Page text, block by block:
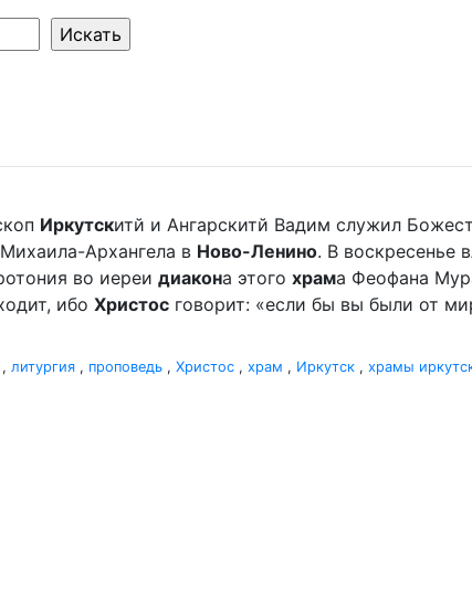
Иркутскитй и Ангарскитй Вадим служил
Михаила-Архангела в Ново-Ленино. В воскресенье
во иереи диакона этого храма Феофана
ибо Христос говорит: «если бы вы были от
, литургия , проповедь , Христос , храм , Иркутск , храмы